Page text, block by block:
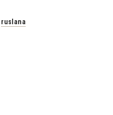
ruslana